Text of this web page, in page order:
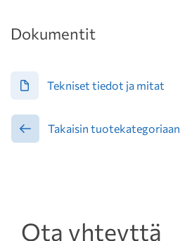
Dokumentit
Tekniset tiedot ja mitat
Takaisin tuotekategoriaan
Ota yhteyttä